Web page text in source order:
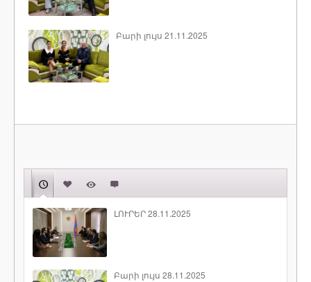
Բարի լույս 21.11.2025
ԼՈՒՐԵՐ 28.11.2025
Բարի լույս 28.11.2025